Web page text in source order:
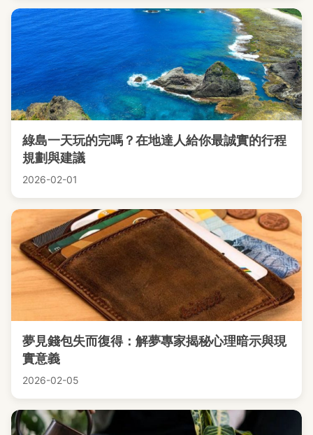
綠島一天玩的完嗎？在地達人給你最誠實的行程
規劃與建議
2026-02-01
夢見錢包失而復得：解夢專家揭秘心理暗示與現
實意義
2026-02-05